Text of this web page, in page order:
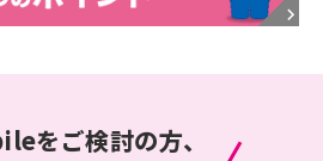
をご検討の方、